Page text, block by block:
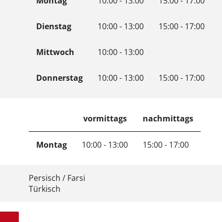
Dienstag 10:00 - 13:00 15:00 - 17:00
Mittwoch 10:00 - 13:00
Donnerstag 10:00 - 13:00 15:00 - 17:00
vormittags nachmittags
Montag 10:00 - 13:00 15:00 - 17:00
Persisch / Farsi
Türkisch